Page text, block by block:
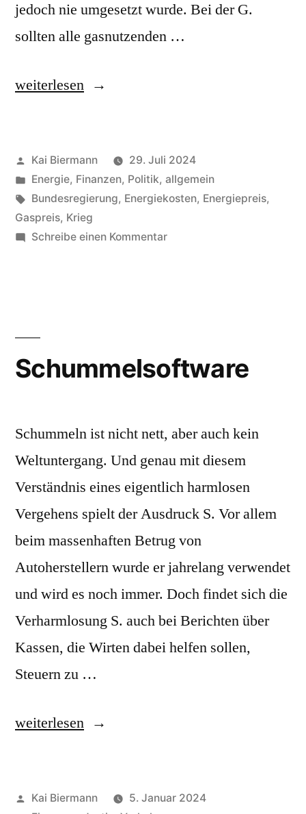
jedoch nie umgesetzt wurde. Bei der G.
sollten alle gasnutzenden …
„Gasumlage“
weiterlesen
Veröffentlicht
von
Kai Biermann
29. Juli 2024
Veröffentlicht
in
Energie, Finanzen, Politik, allgemein
Schlagwörter:
Bundesregierung, Energiekosten, Energiepreis,
Gaspreis, Krieg
Schreibe einen Kommentarzu
Schummelsoftware
Schummeln ist nicht nett, aber auch kein
Weltuntergang. Und genau mit diesem
Verständnis eines eigentlich harmlosen
Vergehens spielt der Ausdruck S. Vor allem
beim massenhaften Betrug von
Autoherstellern wurde er jahrelang verwendet
und wird es noch immer. Doch findet sich die
Verharmlosung S. auch bei Berichten über
Kassen, die Wirten dabei helfen sollen,
Steuern zu …
„Schummelsoftware“
weiterlesen
Veröffentlicht
Kai Biermann
5. Januar 2024